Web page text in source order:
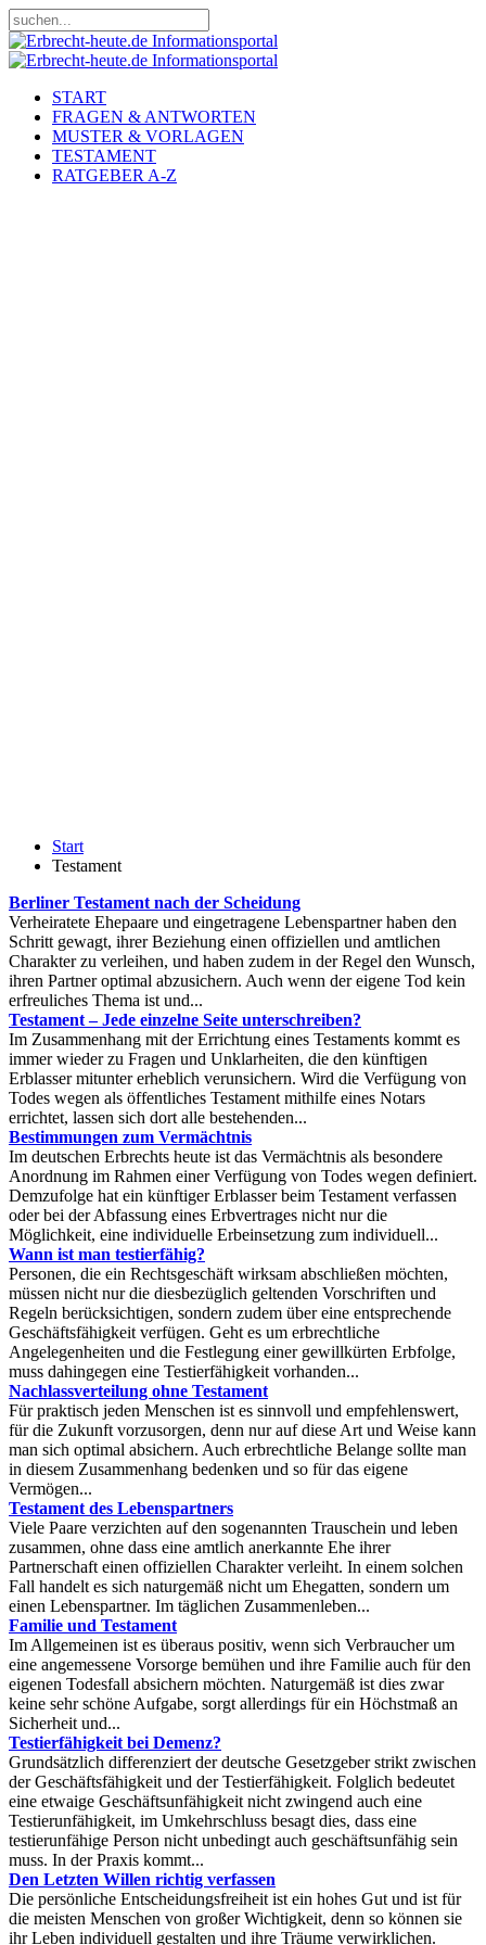
START
FRAGEN & ANTWORTEN
MUSTER & VORLAGEN
TESTAMENT
RATGEBER A-Z
Start
Testament
Berliner Testament nach der Scheidung
Verheiratete Ehepaare und eingetragene Lebenspartner haben den
Schritt gewagt, ihrer Beziehung einen offiziellen und amtlichen
Charakter zu verleihen, und haben zudem in der Regel den Wunsch,
ihren Partner optimal abzusichern. Auch wenn der eigene Tod kein
erfreuliches Thema ist und...
Testament – Jede einzelne Seite unterschreiben?
Im Zusammenhang mit der Errichtung eines Testaments kommt es
immer wieder zu Fragen und Unklarheiten, die den künftigen
Erblasser mitunter erheblich verunsichern. Wird die Verfügung von
Todes wegen als öffentliches Testament mithilfe eines Notars
errichtet, lassen sich dort alle bestehenden...
Bestimmungen zum Vermächtnis
Im deutschen Erbrechts heute ist das Vermächtnis als besondere
Anordnung im Rahmen einer Verfügung von Todes wegen definiert.
Demzufolge hat ein künftiger Erblasser beim Testament verfassen
oder bei der Abfassung eines Erbvertrages nicht nur die
Möglichkeit, eine individuelle Erbeinsetzung zum individuell...
Wann ist man testierfähig?
Personen, die ein Rechtsgeschäft wirksam abschließen möchten,
müssen nicht nur die diesbezüglich geltenden Vorschriften und
Regeln berücksichtigen, sondern zudem über eine entsprechende
Geschäftsfähigkeit verfügen. Geht es um erbrechtliche
Angelegenheiten und die Festlegung einer gewillkürten Erbfolge,
muss dahingegen eine Testierfähigkeit vorhanden...
Nachlassverteilung ohne Testament
Für praktisch jeden Menschen ist es sinnvoll und empfehlenswert,
für die Zukunft vorzusorgen, denn nur auf diese Art und Weise kann
man sich optimal absichern. Auch erbrechtliche Belange sollte man
in diesem Zusammenhang bedenken und so für das eigene
Vermögen...
Testament des Lebenspartners
Viele Paare verzichten auf den sogenannten Trauschein und leben
zusammen, ohne dass eine amtlich anerkannte Ehe ihrer
Partnerschaft einen offiziellen Charakter verleiht. In einem solchen
Fall handelt es sich naturgemäß nicht um Ehegatten, sondern um
einen Lebenspartner. Im täglichen Zusammenleben...
Familie und Testament
Im Allgemeinen ist es überaus positiv, wenn sich Verbraucher um
eine angemessene Vorsorge bemühen und ihre Familie auch für den
eigenen Todesfall absichern möchten. Naturgemäß ist dies zwar
keine sehr schöne Aufgabe, sorgt allerdings für ein Höchstmaß an
Sicherheit und...
Testierfähigkeit bei Demenz?
Grundsätzlich differenziert der deutsche Gesetzgeber strikt zwischen
der Geschäftsfähigkeit und der Testierfähigkeit. Folglich bedeutet
eine etwaige Geschäftsunfähigkeit nicht zwingend auch eine
Testierunfähigkeit, im Umkehrschluss besagt dies, dass eine
testierunfähige Person nicht unbedingt auch geschäftsunfähig sein
muss. In der Praxis kommt...
Den Letzten Willen richtig verfassen
Die persönliche Entscheidungsfreiheit ist ein hohes Gut und ist für
die meisten Menschen von großer Wichtigkeit, denn so können sie
ihr Leben individuell gestalten und ihre Träume verwirklichen.